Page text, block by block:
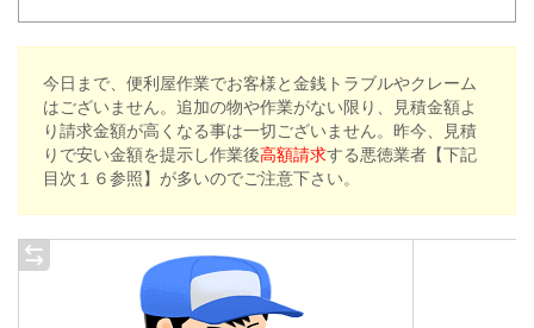
今日まで、便利屋作業でお客様と金銭トラブルやクレーム
はございません。追加の物や作業がない限り、見積金額よ
り請求金額が高くなる事は一切ございません。昨今、見積
りで安い金額を提示し作業後高額請求する悪徳業者【下記
目次１６参照】が多いのでご注意下さい。